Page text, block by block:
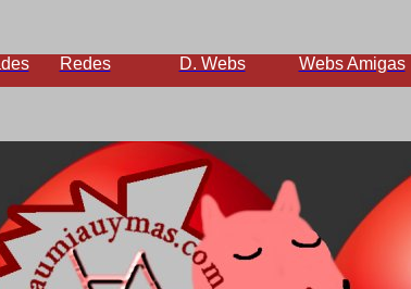
Redes D. Webs Webs Amigas